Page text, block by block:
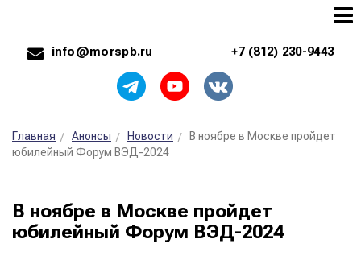
info@morspb.ru +7 (812) 230-9443
Главная Анонсы Новости
В ноябре в Москве пройдет
юбилейный Форум ВЭД-2024
В ноябре в Москве пройдет
юбилейный Форум ВЭД-2024